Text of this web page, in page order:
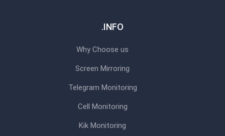
INFO.
Why Choose us
Screen Mirroring
Telegram Monitoring
Cell Monitoring
Kik Monitoring